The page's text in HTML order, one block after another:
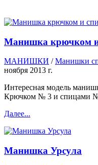
Манишка крючком
МАНИШКИ /Манишки
ноября 2013 г.
Интересная модель
Крючком № 3 и спицами №
Далее...
Манишка Урсула